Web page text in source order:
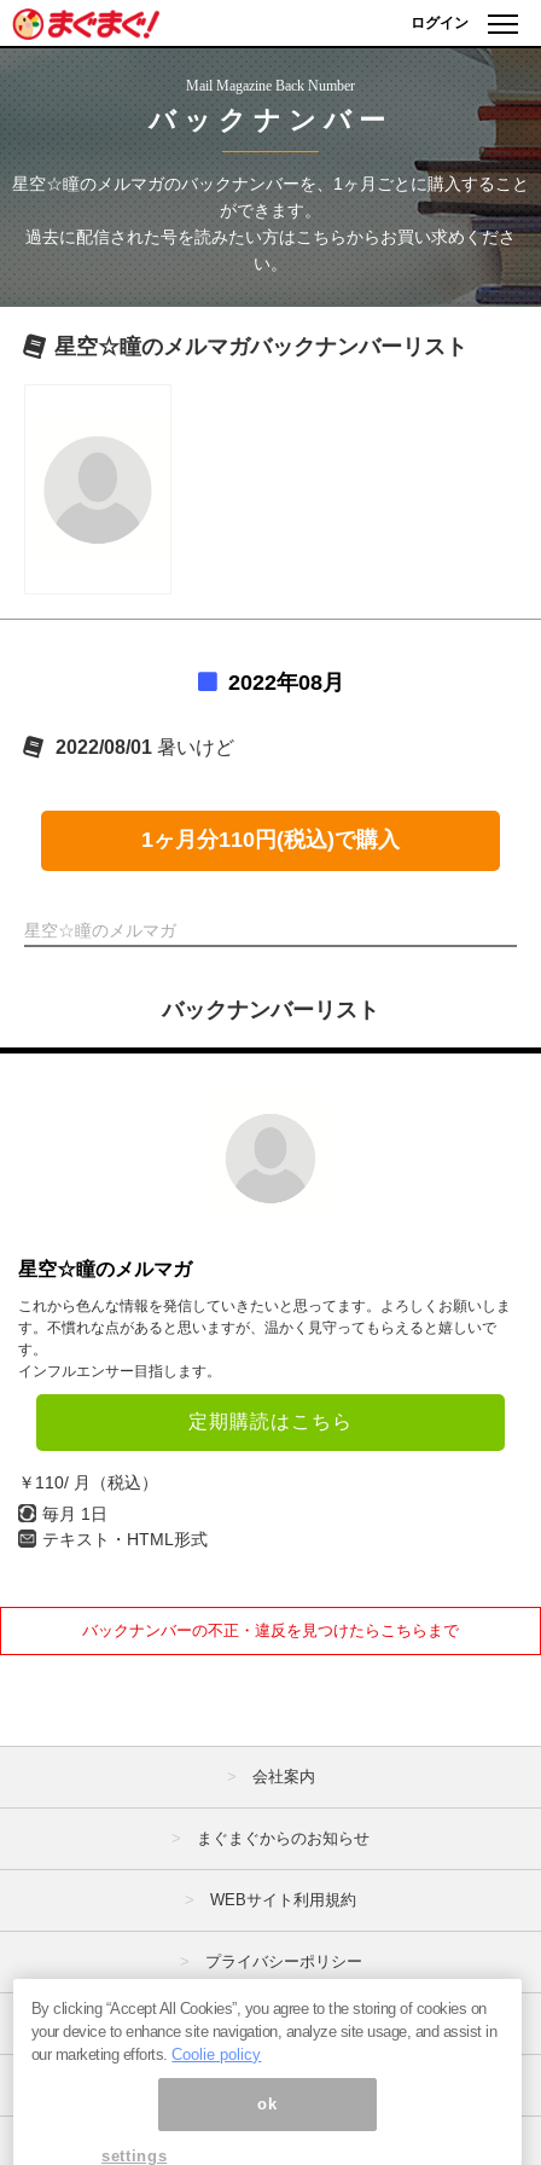
ログイン
Mail Magazine Back Number
バックナンバー
星空☆瞳のメルマガのバックナンバーを、1ヶ月ごとに購入すること
ができます。
過去に配信された号を読みたい方はこちらからお買い求めくださ
い。
星空☆瞳のメルマガバックナンバーリスト
2022年08月
2022/08/01 暑いけど
1ヶ月分110円(税込)で購入
星空☆瞳のメルマガ
バックナンバーリスト
星空☆瞳のメルマガ
これから色んな情報を発信していきたいと思ってます。よろしくお願いしま
す。不慣れな点があると思いますが、温かく見守ってもらえると嬉しいで
す。
インフルエンサー目指します。
定期購読はこちら
￥110/ 月（税込）
毎月 1日
テキスト・HTML形式
バックナンバーの不正・違反を見つけたらこちらまで
会社案内
まぐまぐからのお知らせ
WEBサイト利用規約
プライバシーポリシー
特定商取引法
ページ内の商標は全て商標権者に属します。
By clicking “Accept All Cookies”, you agree to the storing of cookies on
your device to enhance site navigation, analyze site usage, and assist in
our marketing efforts.Coolie policy
ok
settings